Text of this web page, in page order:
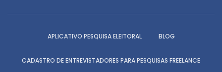
APLICATIVO PESQUISA ELEITORAL BLOG
CADASTRO DE ENTREVISTADORES PARA PESQUISAS FREELANCE